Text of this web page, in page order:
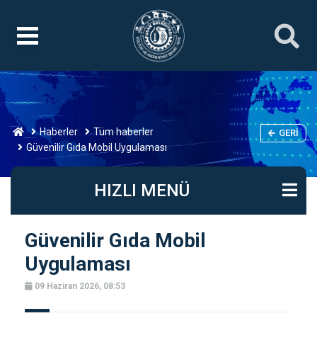
Haberler
Tüm haberler
Güvenilir Gıda Mobil Uygulaması
GERI
HIZLI MENÜ
Güvenilir Gıda Mobil
Uygulaması
09 Haziran 2026, 08:53